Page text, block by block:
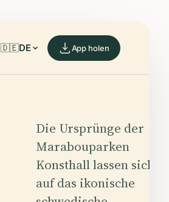
🇩🇪DE App holen
Die Ursprünge der
Marabouparken
Konsthall lassen sich
auf das ikonische